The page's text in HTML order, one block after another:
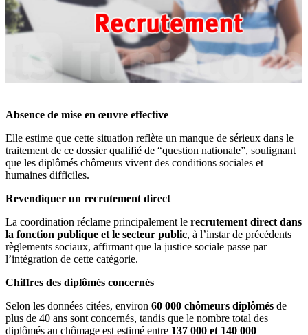
Absence de mise en œuvre effective
Elle estime que cette situation reflète un manque de sérieux dans le
traitement de ce dossier qualifié de “question nationale”, soulignant
que les diplômés chômeurs vivent des conditions sociales et
humaines difficiles.
Revendiquer un recrutement direct
La coordination réclame principalement le recrutement direct dans
la fonction publique et le secteur public, à l’instar de précédents
règlements sociaux, affirmant que la justice sociale passe par
l’intégration de cette catégorie.
Chiffres des diplômés concernés
Selon les données citées, environ 60 000 chômeurs diplômés de
plus de 40 ans sont concernés, tandis que le nombre total des
diplômés au chômage est estimé entre 137 000 et 140 000